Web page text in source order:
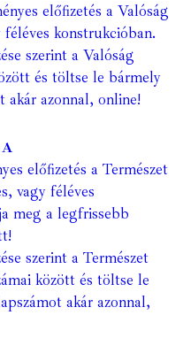
előfizetés a Valóság
konstrukcióban.
szerint a Valóság
és töltse le bármely
akár azonnal, online!
előfizetés a Természet
vagy féléves
meg a legfrissebb
szerint a Természet
között és töltse le
akár azonnal,